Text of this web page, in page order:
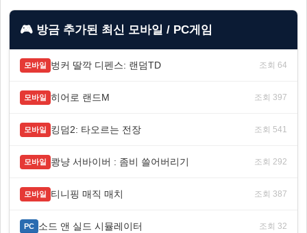
🎮 방금 추가된 최신 모바일 / PC게임
모바일 벙커 딸깍 디펜스: 랜덤TD 조회 64
모바일 히어로 랜드M 조회 397
모바일 킹덤2: 타오르는 전장 조회 541
모바일 쾅냥 서바이버 : 좀비 쓸어버리기 조회 292
모바일 티니핑 매직 매치 조회 387
PC 소드 앤 실드 시뮬레이터 조회 32